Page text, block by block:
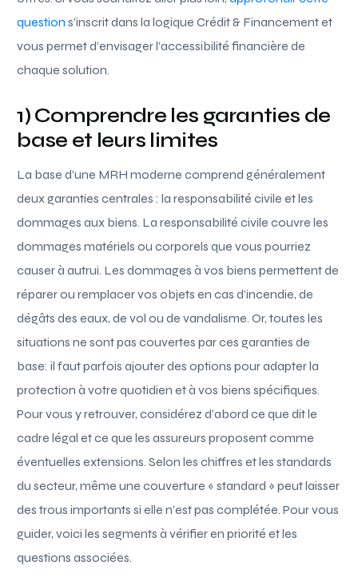
question s’inscrit dans la logique Crédit & Financement et
vous permet d’envisager l’accessibilité financière de
chaque solution.
1) Comprendre les garanties de
base et leurs limites
La base d’une MRH moderne comprend généralement
deux garanties centrales : la responsabilité civile et les
dommages aux biens. La responsabilité civile couvre les
dommages matériels ou corporels que vous pourriez
causer à autrui. Les dommages à vos biens permettent de
réparer ou remplacer vos objets en cas d’incendie, de
dégâts des eaux, de vol ou de vandalisme. Or, toutes les
situations ne sont pas couvertes par ces garanties de
base: il faut parfois ajouter des options pour adapter la
protection à votre quotidien et à vos biens spécifiques.
Pour vous y retrouver, considérez d’abord ce que dit le
cadre légal et ce que les assureurs proposent comme
éventuelles extensions. Selon les chiffres et les standards
du secteur, même une couverture « standard » peut laisser
des trous importants si elle n’est pas complétée. Pour vous
guider, voici les segments à vérifier en priorité et les
questions associées.